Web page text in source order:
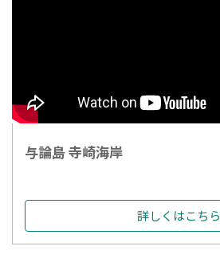
与論島 寺崎海岸
詳しくはこちら